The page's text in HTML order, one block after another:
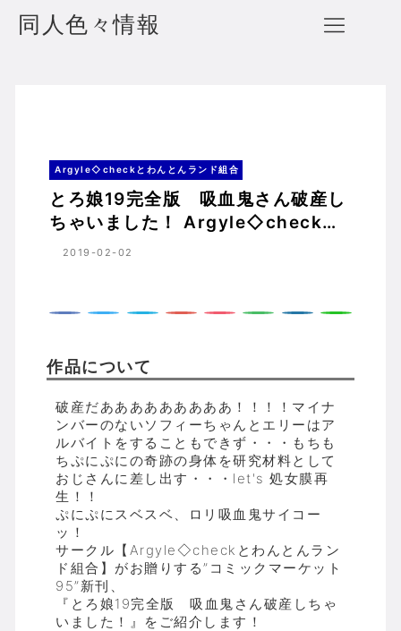
同人色々情報
Argyle◇checkとわんとんランド組合
とろ娘19完全版 吸血鬼さん破産し
ちゃいました！ Argyle◇checkと
わんとんランド組合
2019-02-02
作品について
破産だあああああああああ！！！！マイナ
ンバーのないソフィーちゃんとエリーはア
ルバイトをすることもできず・・・もちも
ちぷにぷにの奇跡の身体を研究材料として
おじさんに差し出す・・・let's 処女膜再
生！！
ぷにぷにスベスベ、ロリ吸血鬼サイコー
ッ！
サークル【Argyle◇checkとわんとんラン
ド組合】がお贈りする”コミックマーケット
95”新刊、
『とろ娘19完全版 吸血鬼さん破産しちゃ
いました！』をご紹介します！